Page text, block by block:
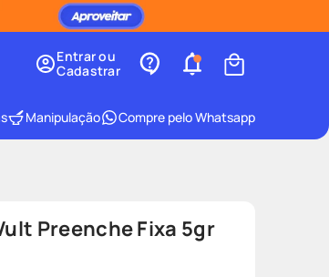
Entrar ou
Cadastrar
Manipulação Compre pelo Whatsapp
Preenche Fixa 5gr